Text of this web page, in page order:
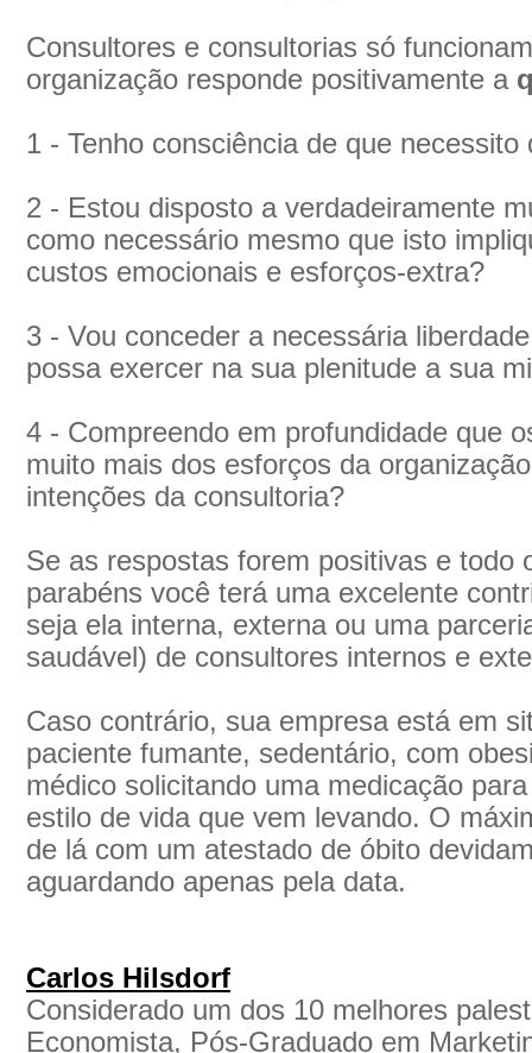
Consultores e consultorias só
organização responde positivamente a
1 - Tenho consciência de que necessito
2 - Estou disposto a verdadeiramente
como necessário mesmo que isto
custos emocionais e esforços-extra?
3 - Vou conceder a necessária
possa exercer na sua plenitude a sua
4 - Compreendo em profundidade que
muito mais dos esforços da
intenções da consultoria?
Se as respostas forem positivas e todo
parabéns você terá uma excelente
seja ela interna, externa ou uma
saudável) de consultores internos e
Caso contrário, sua empresa está em
paciente fumante, sedentário, com
médico solicitando uma medicação
estilo de vida que vem levando. O
de lá com um atestado de óbito
aguardando apenas pela data.
Carlos Hilsdorf
Considerado um dos 10 melhores
Economista, Pós-Graduado em